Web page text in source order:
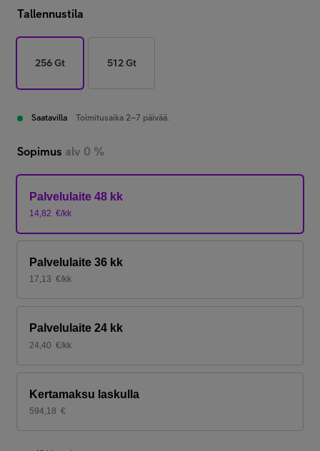
Tallennustila
256 Gt 512 Gt
Saatavilla Toimitusaika 2–7 päivää.
Sopimus alv 0 %
Palvelulaite 48 kk
14,82 €/kk
Palvelulaite 36 kk
17,13 €/kk
Palvelulaite 24 kk
24,40 €/kk
Kertamaksu laskulla
594,18 €